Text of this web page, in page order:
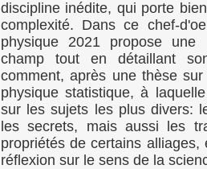
discipline inédite, qui porte
complexité. Dans ce chef-
physique 2021 propose une
champ tout en détaillant
comment, après une thèse
physique statistique, à
sur les sujets les plus divers:
les secrets, mais aussi les
propriétés de certains
réflexion sur le sens de la